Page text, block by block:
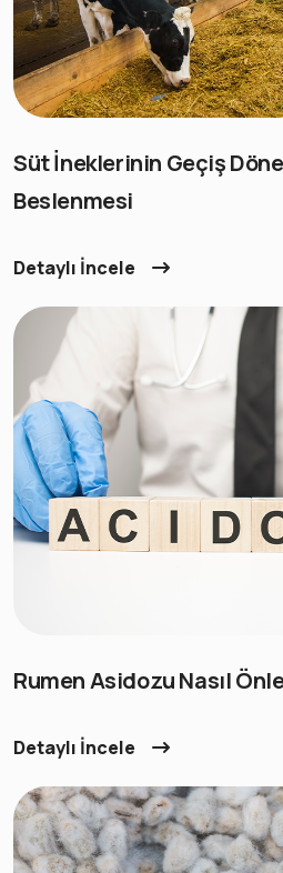
Süt İneklerinin Geçiş
Beslenmesi
Detaylı İncele
Rumen Asidozu Nasıl
Detaylı İncele